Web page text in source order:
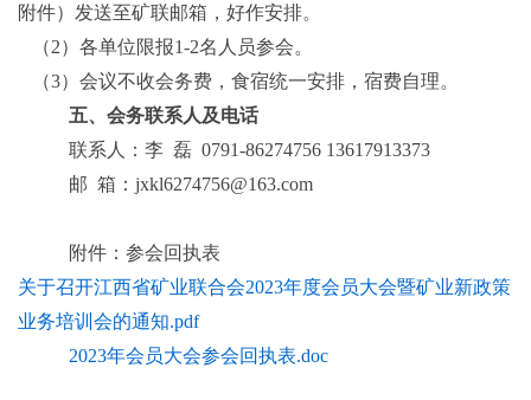
附件）发送至矿联邮箱，好作安排。
（2）各单位限报1-2名人员参会。
（3）会议不收会务费，食宿统一安排，宿费自理。
五、会务联系人及电话
联系人：李 磊 0791-86274756 13617913373
邮 箱： jxkl6274756@163.com
附件：参会回执表
关于召开江西省矿业联合会2023年度会员大会暨矿业新政策
业务培训会的通知.pdf
2023年会员大会参会回执表.doc